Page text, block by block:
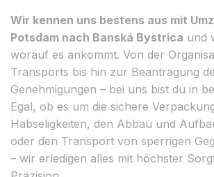
Wir kennen uns bestens aus mit
Potsdam nach Banská Bystrica und
worauf es ankommt. Von der
Transports bis hin zur Beantragung
Genehmigungen – bei uns bist du in
Egal, ob es um die sichere
Habseligkeiten, den Abbau und
oder den Transport von sperrigen
– wir erledigen alles mit höchster